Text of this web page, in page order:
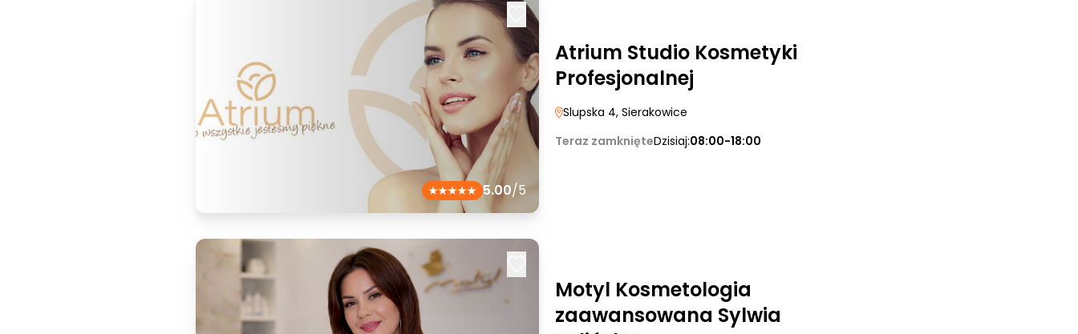
5.00/5
Atrium Studio Kosmetyki
Profesjonalnej
Slupska 4, Sierakowice
Teraz zamknięteDzisiaj:08:00-18:00
Motyl Kosmetologia
zaawansowana Sylwia